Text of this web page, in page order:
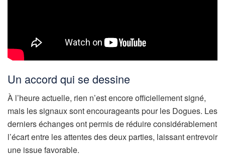
Un accord qui se dessine
À l’heure actuelle, rien n’est encore officiellement signé,
mais les signaux sont encourageants pour les Dogues. Les
derniers échanges ont permis de réduire considérablement
l’écart entre les attentes des deux parties, laissant entrevoir
une issue favorable.